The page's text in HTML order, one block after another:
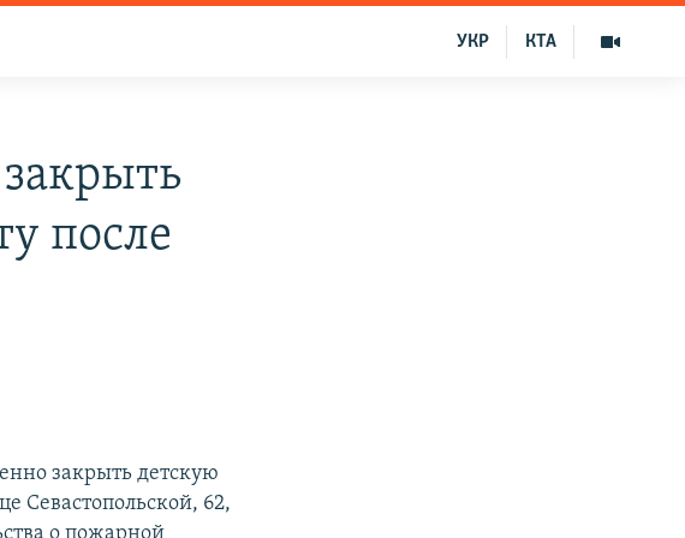
КТА
УКР
после
закрыть детскую
Севастопольской, 62,